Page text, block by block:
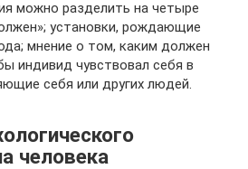
можно разделить на четыре
установки, рождающие
мнение о том, каким должен
индивид чувствовал себя в
себя или других людей.
человека